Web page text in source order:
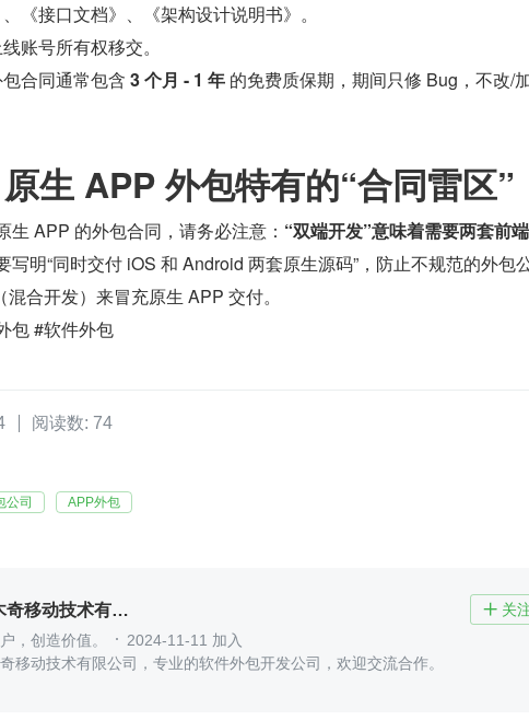
、《接口文档》、《架构设计说明书》。
账号所有权移交。
包合同通常包含 3 个月 - 1 年 的免费质保期，期间只修 Bug，不改/
生 APP 外包特有的“合同雷区”
生 APP 的外包合同，请务必注意： “双端开发”意味着需要两套前
写明“同时交付 iOS 和 Android 两套原生源码”，防止不规范的外包
合开发）来冒充原生 APP 交付。
包 #软件外包
阅读数: 74
公司 APP外包
北京木奇移动技术有限公司  关
，创造价值。
2024-11-11 加入
移动技术有限公司，专业的软件外包开发公司，欢迎交流合作。